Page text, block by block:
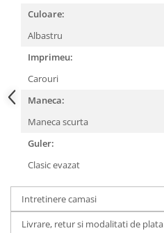
Culoare:
Albastru
Imprimeu:
Carouri
Maneca:
Maneca scurta
Guler:
Clasic evazat
Intretinere camasi
Livrare, retur si modalitati de plata